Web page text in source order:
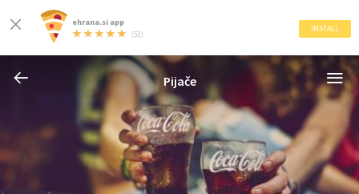
ehrana.si app
(53)
INSTALL
Pijače